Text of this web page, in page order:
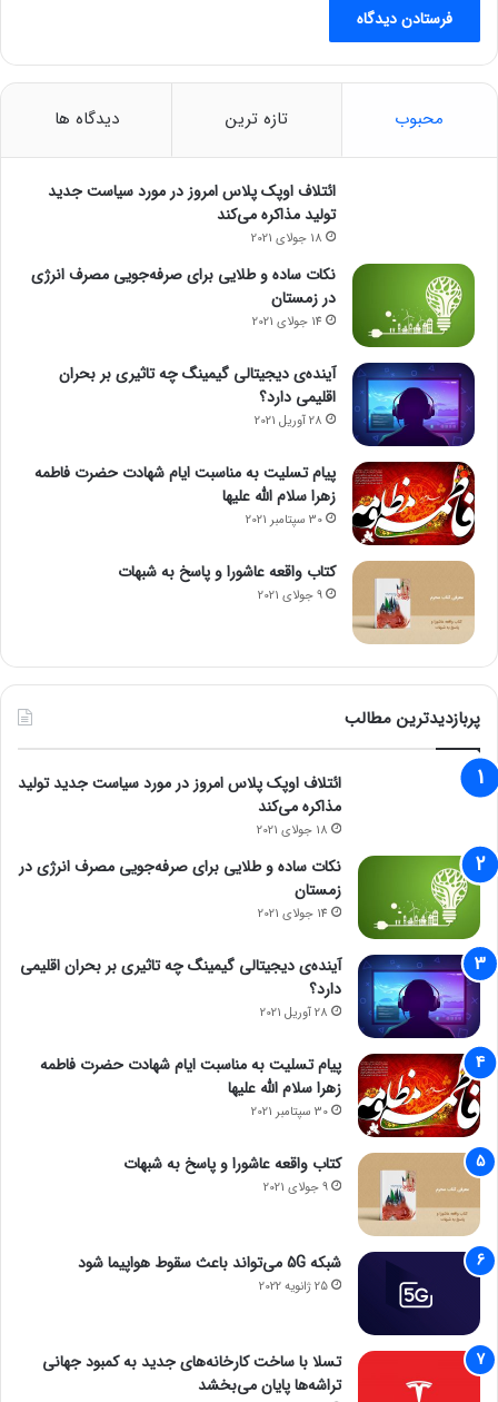
محبوب تازه ترین دیدگاه ها
ائتلاف اوپک پلاس امروز در مورد سیاست جدید
تولید مذاکره می‌کند
18 جولای 2021
نکات ساده و طلایی برای صرفه‌جویی مصرف انرژی
در زمستان
14 جولای 2021
آینده‌ی دیجیتالی گیمینگ چه تاثیری بر بحران
اقلیمی دارد؟
28 آوریل 2021
پیام تسلیت به مناسبت ایام شهادت حضرت فاطمه
زهرا سلام الله علیها
30 سپتامبر 2021
کتاب واقعه عاشورا و پاسخ به شبهات
9 جولای 2021
پربازدیدترین مطالب
ائتلاف اوپک پلاس امروز در مورد سیاست جدید تولید
مذاکره می‌کند
18 جولای 2021
نکات ساده و طلایی برای صرفه‌جویی مصرف انرژی در
زمستان
14 جولای 2021
آینده‌ی دیجیتالی گیمینگ چه تاثیری بر بحران اقلیمی
دارد؟
28 آوریل 2021
پیام تسلیت به مناسبت ایام شهادت حضرت فاطمه
زهرا سلام الله علیها
30 سپتامبر 2021
کتاب واقعه عاشورا و پاسخ به شبهات
9 جولای 2021
شبکه 5G می‌تواند باعث سقوط هواپیما شود
25 ژانویه 2022
تسلا با ساخت کارخانه‌های جدید به کمبود جهانی
تراشه‌ها پایان می‌بخشد